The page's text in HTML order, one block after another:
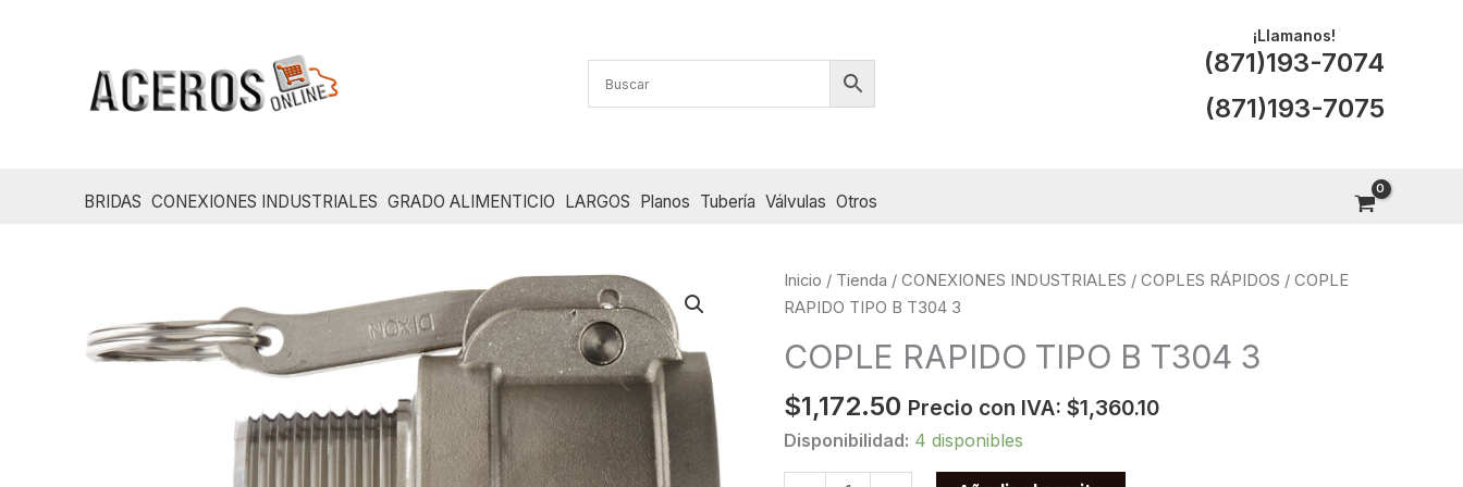
¡Llamanos!
(871)193-7074
(871)193-7075
BRIDAS CONEXIONES INDUSTRIALES GRADO ALIMENTICIO LARGOS Planos Tubería Válvulas Otros
Inicio / Tienda / CONEXIONES INDUSTRIALES / COPLES RÁPIDOS / COPLE
RAPIDO TIPO B T304 3
COPLE RAPIDO TIPO B T304 3
$1,172.50 Precio con IVA: $1,360.10
Disponibilidad: 4 disponibles